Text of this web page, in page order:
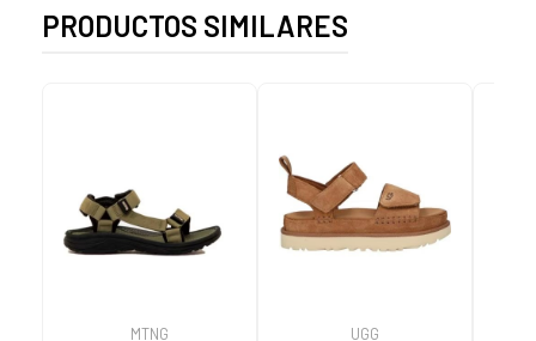
PRODUCTOS SIMILARES
MTNG UGG